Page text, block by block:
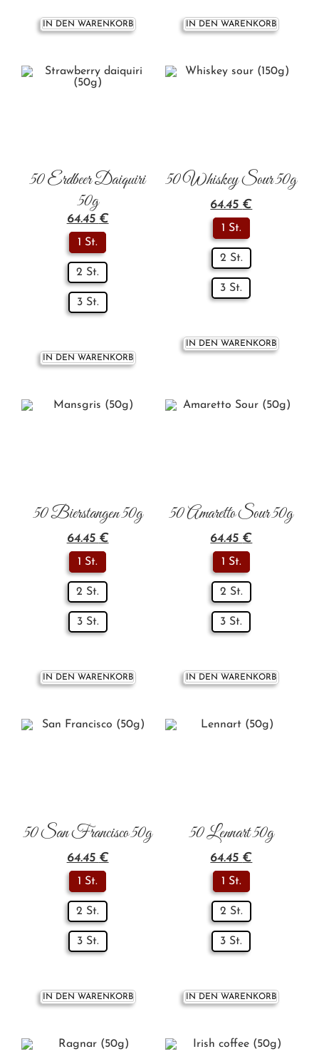
IN DEN WARENKORB IN DEN WARENKORB
50 Erdbeer Daiquiri
50g
64.45 €
1 St.
2 St.
3 St.
IN DEN WARENKORB
50 Whiskey Sour 50g
64.45 €
1 St.
2 St.
3 St.
IN DEN WARENKORB
50 Bierstangen 50g
64.45 €
1 St.
2 St.
3 St.
IN DEN WARENKORB
50 Amaretto Sour 50g
64.45 €
1 St.
2 St.
3 St.
IN DEN WARENKORB
50 San Francisco 50g
64.45 €
1 St.
2 St.
3 St.
IN DEN WARENKORB
50 Lennart 50g
64.45 €
1 St.
2 St.
3 St.
IN DEN WARENKORB